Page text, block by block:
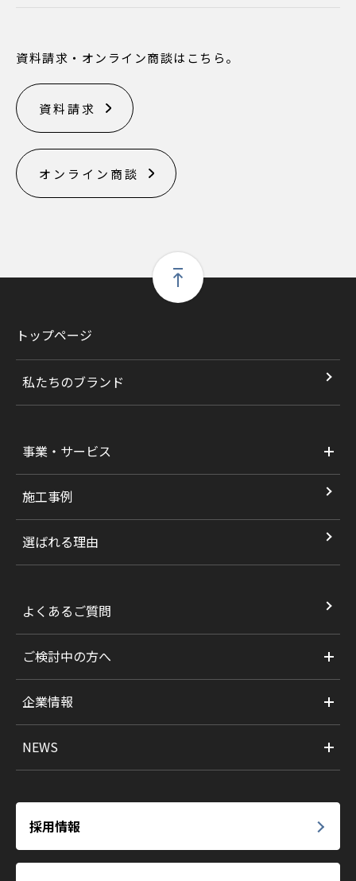
資料請求・オンライン商談はこちら。
資料請求
オンライン商談
トップページ
私たちのブランド
事業・サービス
施工事例
選ばれる理由
よくあるご質問
ご検討中の方へ
企業情報
NEWS
採用情報